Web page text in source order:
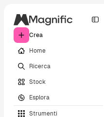
Crea
Home
Ricerca
Stock
Esplora
Strumenti